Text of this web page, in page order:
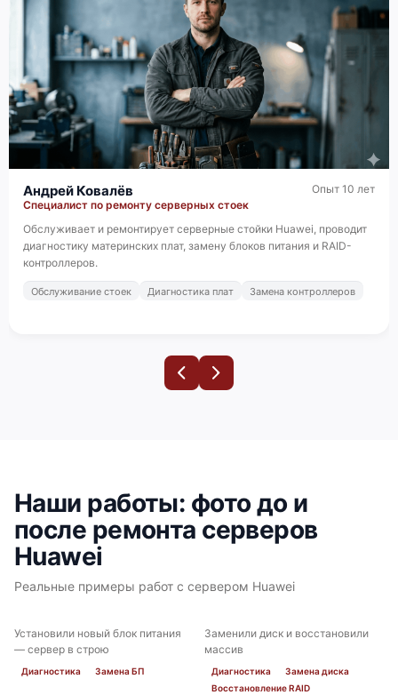
Huawei Tecal RH2285 V2
Huawei Tecal RH1288 V2
Андрей Ковалёв
Специалист по ремонту серверных стоек
Опыт 10 лет
Обслуживает и ремонтирует серверные стойки Huawei, проводит
диагностику материнских плат, замену блоков питания и RAID-
контроллеров.
Обслуживание стоек Диагностика плат Замена контроллеров
Наши работы: фото до и
после ремонта серверов
Huawei
Реальные примеры работ с сервером Huawei
ДО ПОСЛЕ
Установили новый блок питания
— сервер в строю
Диагностика Замена БП
ДО ПОСЛЕ
Заменили диск и восстановили
массив
Диагностика
Замена диска
Восстановление RAID